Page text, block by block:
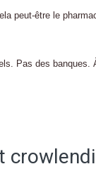
peut-être le
Pas des banques.